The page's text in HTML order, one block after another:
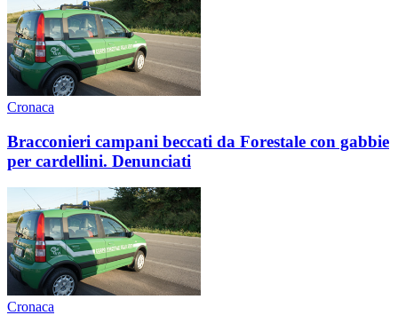
Cronaca
Bracconieri campani beccati da Forestale con gabbie
per cardellini. Denunciati
Cronaca